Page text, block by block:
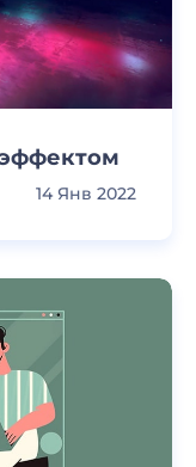
14 Янв 2022